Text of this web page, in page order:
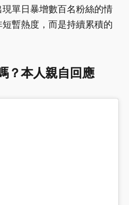
單日暴增數百名粉絲的情
暫熱度，而是持續累積的
？本人親自回應